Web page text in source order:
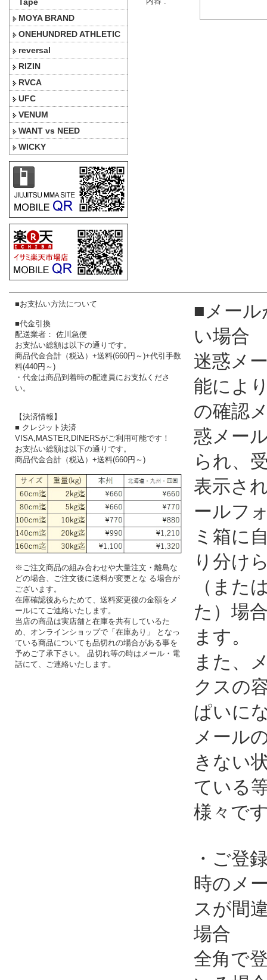
MOYA BRAND
ONEHUNDRED ATHLETIC
reversal
RIZIN
RVCA
UFC
VENUM
WANT vs NEED
WICKY
■お支払い方法について
■代金引換
配送業者： 佐川急便
お支払い総額は以下の通りです。
商品代金合計（税込）+送料(660円～)+代引手数
料(440円～)
・代金は商品到着時の配達員にお支払くださ
い。
【決済情報】
■ クレジット決済
VISA,MASTER,DINERSがご利用可能です！
お支払い総額は以下の通りです。
商品代金合計（税込）+送料(660円～)
※ご注文商品の組み合わせや大量注文・離島な
どの場合、ご注文後に送料が変更とな る場合が
ございます。
在庫確認後あらためて、送料変更後の金額をメ
ールにてご連絡いたします。
当店の商品は実店舗と在庫を共有しているた
め、オンラインショップで「在庫あり」 となっ
ている商品についても品切れの場合がある事を
予めご了承下さい。 品切れ等の時はメール・電
話にて、ご連絡いたします。
■メール
い場合
迷惑メ
能によ
の確認
惑メー
られ、
表示さ
ールフ
ミ箱に
り分け
（また
た）場
ます。
また、
クスの
ぱいに
メール
きない
ている
様々で
・ご登
時のメ
スが間
場合
全角で